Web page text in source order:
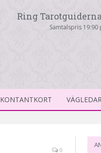
Ring
Samtalspris 19:90
KONTANTKORT
0